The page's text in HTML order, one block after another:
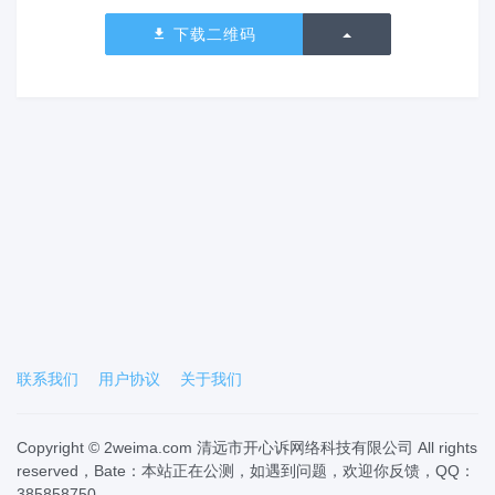
下载二维码 切换下拉列表
联系我们 用户协议 关于我们
Copyright © 2weima.com 清远市开心诉网络科技有限公司 All rights
reserved，Bate：本站正在公测，如遇到问题，欢迎你反馈，QQ：